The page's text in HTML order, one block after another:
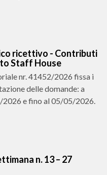
ricettivo - Contributi
Staff House
nr. 41452/2026 fissa i
delle domande: a
e fino al 05/05/2026.
n. 13 – 27